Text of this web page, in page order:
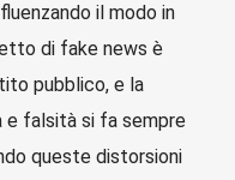
il modo in
di fake news è
pubblico, e la
e falsità si fa sempre
queste distorsioni